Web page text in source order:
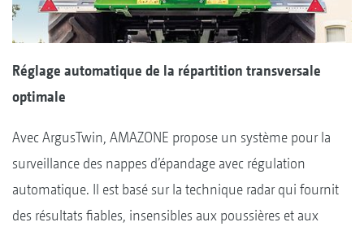
Réglage automatique de la répartition transversale
optimale
Avec ArgusTwin, AMAZONE propose un système pour la
surveillance des nappes d’épandage avec régulation
automatique. Il est basé sur la technique radar qui fournit
des résultats fiables, insensibles aux poussières et aux